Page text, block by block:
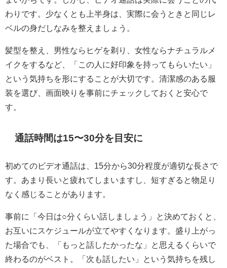
わりです。少なくとも上半身は、実際に会うときと同じレ
ベルの身だしなみを整えましょう。
髪型を整え、男性ならヒゲを剃り、女性ならナチュラルメ
イクをするなど、「この人に好印象を持ってもらいたい」
という気持ちを形にすることが大切です。清潔感のある服
装を選び、画面映りを事前にチェックしておくと安心で
す。
通話時間は15〜30分を目安に
初めてのビデオ通話は、15分から30分程度が適切な長さで
す。あまり長いと疲れてしまいますし、短すぎると物足り
なく感じることがあります。
事前に「今日は○分くらい話しましょう」と決めておくと、
お互いにスケジュールが立てやすくなります。盛り上がっ
た場合でも、「もっと話したかったな」と思えるくらいで
終わるのがベスト。「次も話したい」という気持ちを残し